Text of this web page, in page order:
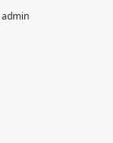
admin